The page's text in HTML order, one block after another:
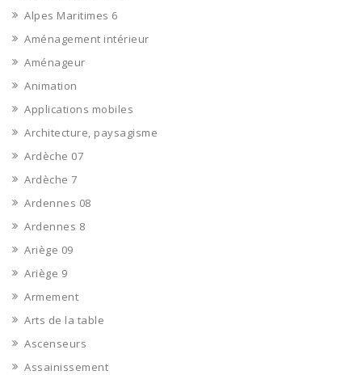
Alpes Maritimes 6
Aménagement intérieur
Aménageur
Animation
Applications mobiles
Architecture, paysagisme
Ardèche 07
Ardèche 7
Ardennes 08
Ardennes 8
Ariège 09
Ariège 9
Armement
Arts de la table
Ascenseurs
Assainissement